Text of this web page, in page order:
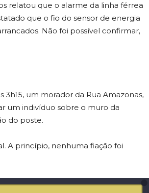
relatou que o alarme da linha férrea
que o fio do sensor de energia
Não foi possível confirmar,
um morador da Rua Amazonas,
um indivíduo sobre o muro da
do poste.
A princípio, nenhuma fiação foi